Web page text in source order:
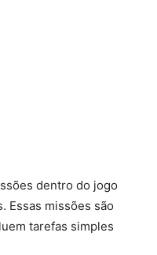
dentro do jogo
Essas missões são
tarefas simples